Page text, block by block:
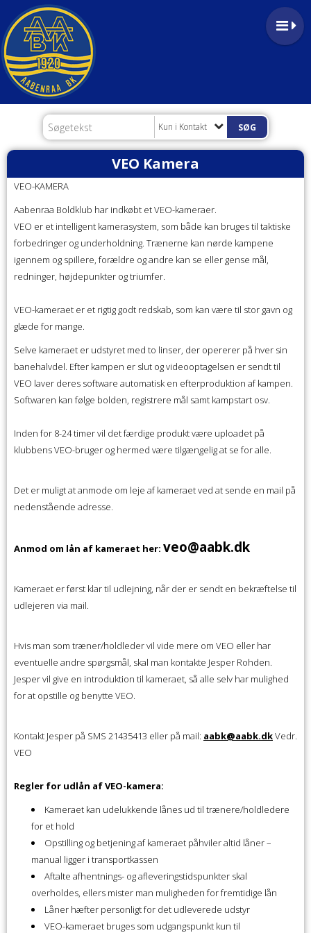
Kun i Kontakt
VEO Kamera
VEO-KAMERA
Aabenraa Boldklub har indkøbt et VEO-kameraer.
VEO er et intelligent kamerasystem, som både kan bruges til taktiske
forbedringer og underholdning. Trænerne kan nørde kampene
igennem og spillere, forældre og andre kan se eller gense mål,
redninger, højdepunkter og triumfer.
VEO-kameraet er et rigtig godt redskab, som kan være til stor gavn og
glæde for mange.
Selve kameraet er udstyret med to linser, der opererer på hver sin
banehalvdel. Efter kampen er slut og videooptagelsen er sendt til
VEO laver deres software automatisk en efterproduktion af kampen.
Softwaren kan følge bolden, registrere mål samt kampstart osv.
Inden for 8-24 timer vil det færdige produkt være uploadet på
klubbens VEO-bruger og hermed være tilgængelig at se for alle.
Det er muligt at anmode om leje af kameraet ved at sende en mail på
nedenstående adresse.
Anmod om lån af kameraet her: veo@aabk.dk
Kameraet er først klar til udlejning, når der er sendt en bekræftelse til
udlejeren via mail.
Hvis man som træner/holdleder vil vide mere om VEO eller har
eventuelle andre spørgsmål, skal man kontakte Jesper Rohden.
Jesper vil give en introduktion til kameraet, så alle selv har mulighed
for at opstille og benytte VEO.
Kontakt Jesper på SMS 21435413 eller på mail: aabk@aabk.dkVedr.
VEO
Regler for udlån af VEO-kamera:
Kameraet kan udelukkende lånes ud til trænere/holdledere
for et hold
Opstilling og betjening af kameraet påhviler altid låner –
manual ligger i transportkassen
Aftalte afhentnings- og afleveringstidspunkter skal
overholdes, ellers mister man muligheden for fremtidige lån
Låner hæfter personligt for det udleverede udstyr
VEO-kameraet bruges som udgangspunkt kun til